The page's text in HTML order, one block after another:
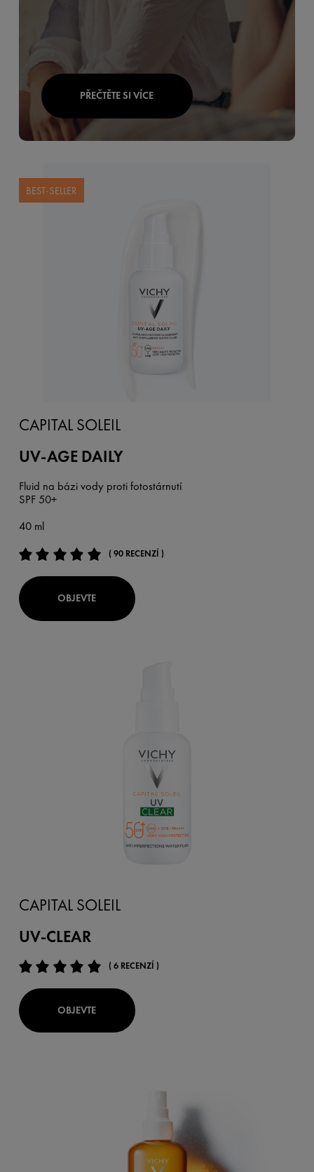
PŘEČTĚTE SI VÍCE
BEST-SELLER
CAPITAL SOLEIL
UV-AGE DAILY
Fluid na bázi vody proti fotostárnutí
SPF 50+
40 ml
( 90 RECENZÍ )
OBJEVTE
CAPITAL SOLEIL
UV-CLEAR
( 6 RECENZÍ )
OBJEVTE